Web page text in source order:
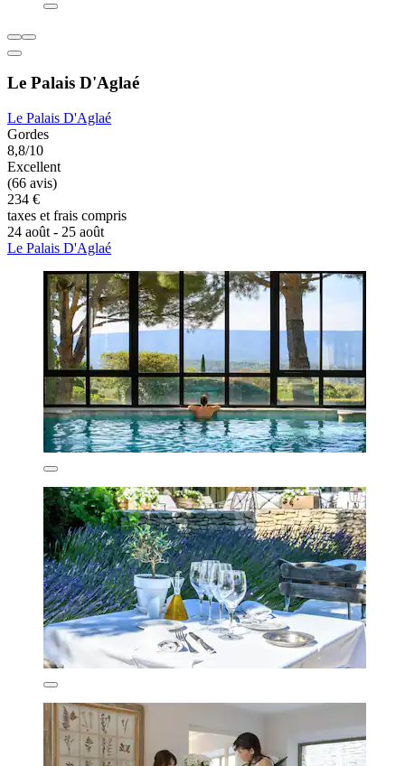
Le Palais D'Aglaé
Le Palais D'Aglaé
Gordes
8,8/10
Excellent
(66 avis)
234 €
taxes et frais compris
24 août - 25 août
Le Palais D'Aglaé